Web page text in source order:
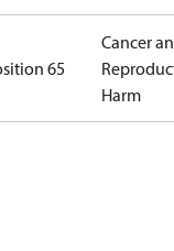
65
Cancer
Harm